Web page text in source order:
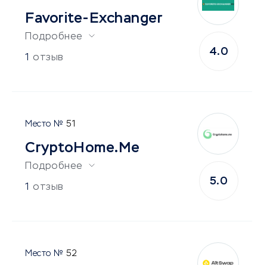
Favorite-Exchanger
Подробнее
1 отзыв
4.0
51
CryptoHome.Me
Подробнее
1 отзыв
5.0
52